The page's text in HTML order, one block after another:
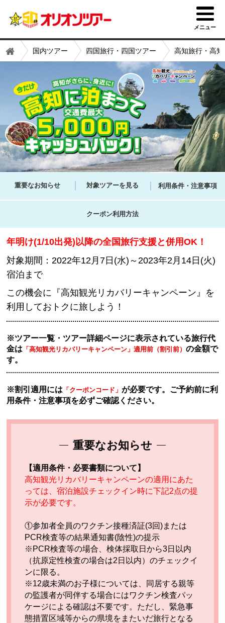
メニュー
国内ツアー 四国旅行・四国ツアー 高知旅行・高知
重要なお知らせ 対象ツアーを見る 利用条件・注意事項
クーポン利用方法
年明け(1/10出発)以降の全国旅行支援と併用OK！
対象期間：2022年12月7日(水)～2023年2月14日(火)
宿泊まで
この機会に『高知観光リカバリーキャンペーン』を
利用しておトクに旅しよう！
※ツアー一覧・ツアー詳細ページに表示されている旅行代
金は 「高知観光リカバリーキャンペーン」適用前（割引前）の金額で
す。
※割引適用には 「クーポンコード」が必要です。ご予約前に利
用条件・注意事項を必ずご確認ください。
重要なお知らせ
【適用条件・必要書類について】
高知観光リカバリーキャンペーンの適用にあた
っては、宿泊施設チェックイン時に下記2点の提
示が必要です。
①参加者全員のワクチン接種済証(3回)または
PCR検査等の結果通知書(陰性)の提⽰
※PCR検査等の場合、検体採取日から3日以内
（抗原定性検査の場合は2日以内）のチェックイ
ンに限る。
※12歳未満のお子様については、同居する親等
の監護者が同伴する場合にはワクチン検査パッ
ケージによる確認は不要です。ただし、緊急事
態措置区域等からの県境をまたいだ旅行となる